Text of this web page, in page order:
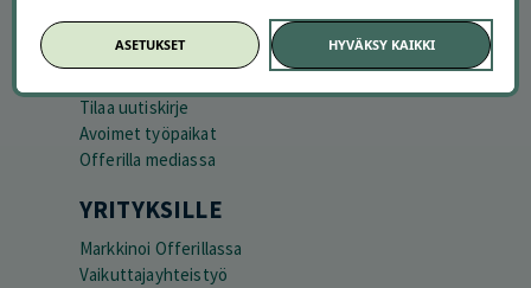
TUTUSTU MEIHIN
Tietoa meistä
Tilaa uutiskirje
Avoimet työpaikat
Offerilla mediassa
YRITYKSILLE
Markkinoi Offerillassa
Vaikuttajayhteistyö
ASETUKSET HYVÄKSY KAIKKI